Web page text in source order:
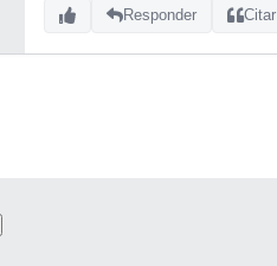
Responder Citar